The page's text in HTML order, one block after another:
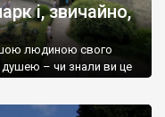
і, звичайно,
людиною свого
душею – чи знали ви це